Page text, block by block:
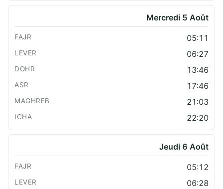
Mercredi 5 Août
05:11
06:27
13:46
17:46
21:03
22:20
Jeudi 6 Août
05:12
06:28